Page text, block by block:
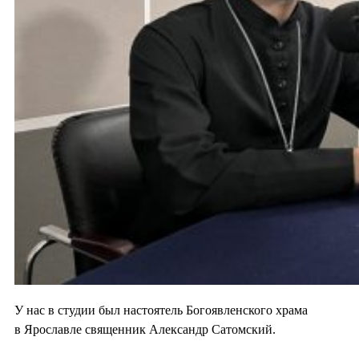
У нас в студии был настоятель Богоявленского храма
в Ярославле священник Александр Сатомский.